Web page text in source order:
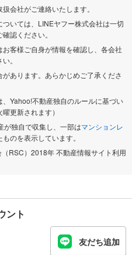
会社がご連絡いたします。
いては、LINEヤフー株式会社は一切
認ください。
客様ご自身が情報を確認し、各会社
。
あります。あらかじめご了承くださ
Yahoo!不動産独自のルールに基づい
更新されます）
が独自で収集し、一部はマンションレ
のを表示しています。
RSC）2018年 不動産情報サイト利用
ント
友だち追加